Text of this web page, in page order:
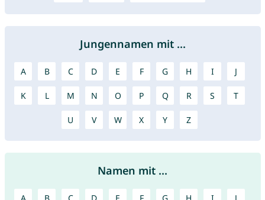
Jungennamen mit ...
A B C D E F G H I J
K L M N O P Q R S T
U V W X Y Z
Namen mit ...